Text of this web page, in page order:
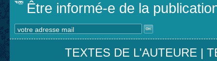
Être informé-e de la
TEXTES DE L'AUTEURE |